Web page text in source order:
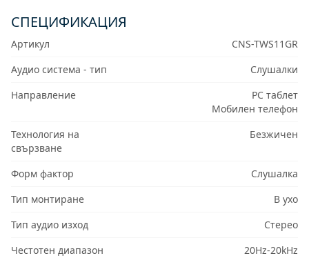
СПЕЦИФИКАЦИЯ
Артикул
CNS-TWS11GR
Аудио система - тип
Слушалки
Направление
PC таблет
Мобилен телефон
Технология на
свързване
Безжичен
Форм фактор
Слушалка
Тип монтиране
В ухо
Тип аудио изход
Стерео
Честотен диапазон
20Hz-20kHz